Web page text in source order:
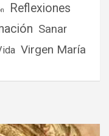
Reflexiones
Sanar
Virgen María